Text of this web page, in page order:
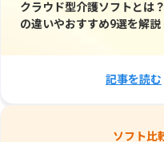
クラウド型介護ソフトとは
の違いやおすすめ9選を解説
記事を読む
ソフト比